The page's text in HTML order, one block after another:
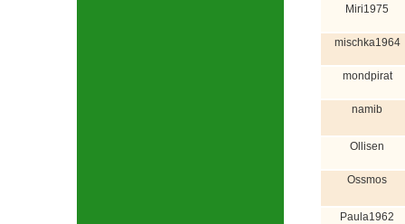
Miri1975
mischka1964
mondpirat
namib
Ollisen
Ossmos
Paula1962